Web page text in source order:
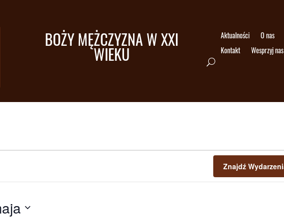
BOŻY MĘŻCZYZNA W XXI
WIEKU
Aktualności O nas
Kontakt
Wesprzyj nas
Znajdź